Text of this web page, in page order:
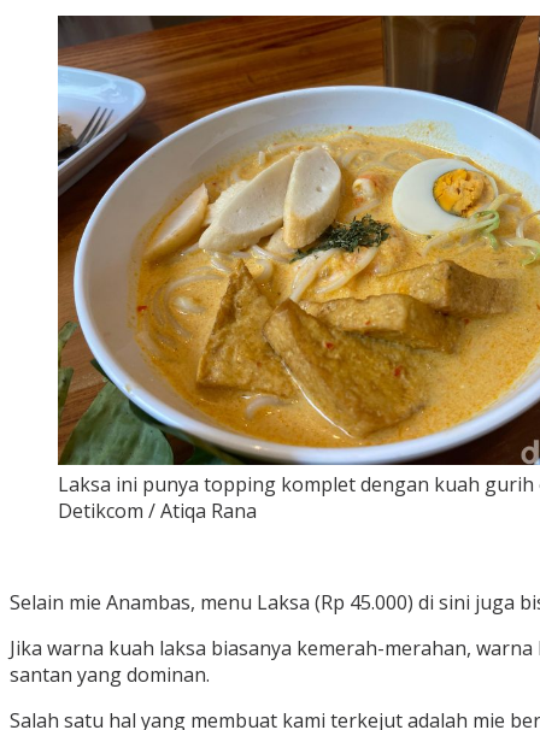
Laksa ini punya topping komplet dengan kuah gurih
Detikcom / Atiqa Rana
Selain mie Anambas, menu Laksa (Rp 45.000) di sini
Jika warna kuah laksa biasanya kemerah-merahan,
santan yang dominan.
Salah satu hal yang membuat kami terkejut adalah mie